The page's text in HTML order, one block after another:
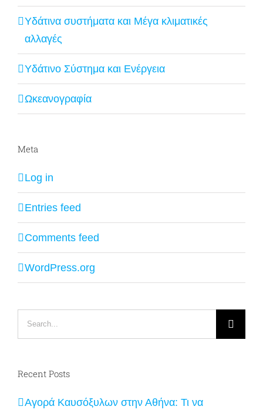
Υδάτινα συστήματα και Μέγα κλιματικές
αλλαγές
Υδάτινο Σύστημα και Ενέργεια
Ωκεανογραφία
Meta
Log in
Entries feed
Comments feed
WordPress.org
Recent Posts
Αγορά Καυσόξυλων στην Αθήνα: Τι να